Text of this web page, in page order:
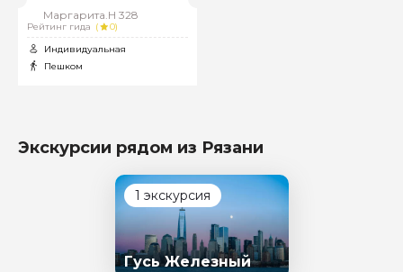
Маргарита.Н 328
Рейтинг гида (
0)
Индивидуальная
Пешком
Экскурсии рядом из Рязани
1 экскурсия
Гусь Железный